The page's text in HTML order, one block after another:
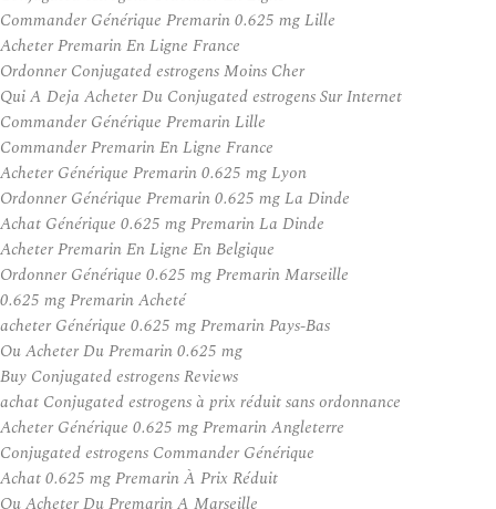
Commander Générique Premarin 0.625 mg Lille
Acheter Premarin En Ligne France
Ordonner Conjugated estrogens Moins Cher
Qui A Deja Acheter Du Conjugated estrogens Sur Internet
Commander Générique Premarin Lille
Commander Premarin En Ligne France
Acheter Générique Premarin 0.625 mg Lyon
Ordonner Générique Premarin 0.625 mg La Dinde
Achat Générique 0.625 mg Premarin La Dinde
Acheter Premarin En Ligne En Belgique
Ordonner Générique 0.625 mg Premarin Marseille
0.625 mg Premarin Acheté
acheter Générique 0.625 mg Premarin Pays-Bas
Ou Acheter Du Premarin 0.625 mg
Buy Conjugated estrogens Reviews
achat Conjugated estrogens à prix réduit sans ordonnance
Acheter Générique 0.625 mg Premarin Angleterre
Conjugated estrogens Commander Générique
Achat 0.625 mg Premarin À Prix Réduit